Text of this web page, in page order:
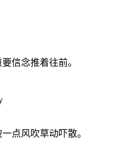
信念推着往前。
点风吹草动吓散。